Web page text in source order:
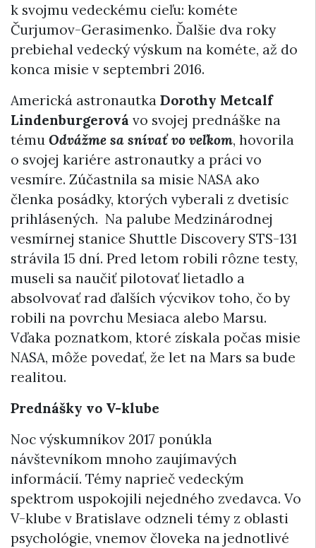
k svojmu vedeckému cieľu: kométe
Čurjumov-Gerasimenko. Ďalšie dva roky
prebiehal vedecký výskum na kométe, až do
konca misie v septembri 2016.
Americká astronautka Dorothy Metcalf
Lindenburgerová vo svojej prednáške na
tému Odvážme sa snívať vo veľkom, hovorila
o svojej kariére astronautky a práci vo
vesmíre. Zúčastnila sa misie NASA ako
členka posádky, ktorých vyberali z dvetisíc
prihlásených. Na palube Medzinárodnej
vesmírnej stanice Shuttle Discovery STS-131
strávila 15 dní. Pred letom robili rôzne testy,
museli sa naučiť pilotovať lietadlo a
absolvovať rad ďalších výcvikov toho, čo by
robili na povrchu Mesiaca alebo Marsu.
Vďaka poznatkom, ktoré získala počas misie
NASA, môže povedať, že let na Mars sa bude
realitou.
Prednášky vo V-klube
Noc výskumníkov 2017 ponúkla
návštevníkom mnoho zaujímavých
informácií. Témy naprieč vedeckým
spektrom uspokojili nejedného zvedavca. Vo
V-klube v Bratislave odzneli témy z oblasti
psychológie, vnemov človeka na jednotlivé